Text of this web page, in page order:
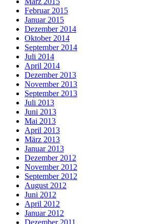
Februar 2015
Januar 2015
Dezember 2014
Oktober 2014
September 2014
Juli 2014
April 2014
Dezember 2013
November 2013
September 2013
Juli 2013
Juni 2013
Mai 2013
April 2013
März 2013
Januar 2013
Dezember 2012
November 2012
September 2012
August 2012
Juni 2012
April 2012
Januar 2012
Dezember 2011